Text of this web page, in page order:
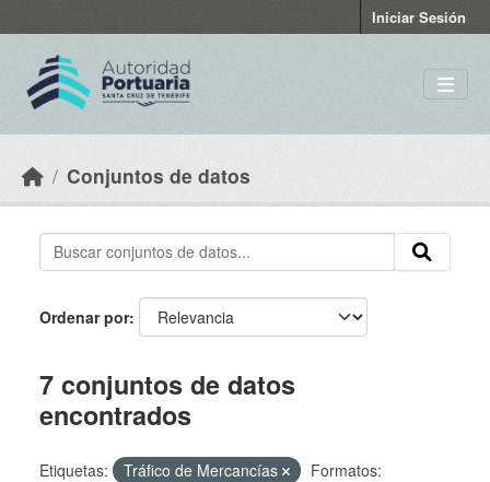
Iniciar Sesión
Conjuntos de datos
Ordenar por
7 conjuntos de datos
encontrados
Etiquetas: Tráfico de Mercancías
Formatos: